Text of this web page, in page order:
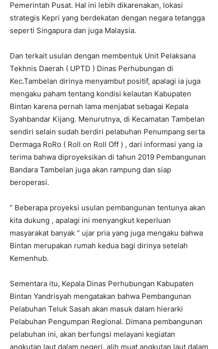
Pemerintah Pusat. Hal ini lebih dikarenakan, lokasi
strategis Kepri yang berdekatan dengan negara tetangga
seperti Singapura dan juga Malaysia.
Dan terkait usulan dengan membentuk Unit Pelaksana
Tekhnis Daerah ( UPTD ) Dinas Perhubungan di
Kec.Tambelan dirinya menyambut positif, apalagi ia juga
mengaku paham tentang kondisi kelautan Kabupaten
Bintan karena pernah lama menjabat sebagai Kepala
Syahbandar Kijang. Menurutnya, di Kecamatan Tambelan
sendiri selain sudah berdiri pelabuhan Penumpang serta
Dermaga RoRo ( Roll on Roll Off ) , dari informasi yang ia
terima bahwa diproyeksikan di tahun 2019 Pembangunan
Bandara Tambelan juga akan rampung dan siap
beroperasi.
” Beberapa proyeksi usulan pembangunan tentunya akan
kita dukung , apalagi ini menyangkut keperluan
masyarakat banyak ” ujar pria yang juga mengaku bahwa
Bintan merupakan rumah kedua bagi dirinya setelah
Kemenhub.
Sementara itu, Kepala Dinas Perhubungan Kabupaten
Bintan Yandrisyah mengatakan bahwa Pembangunan
Pelabuhan Teluk Sasah akan masuk dalam hierarki
Pelabuhan Pengumpan Regional. Dimana pembangunan
pelabuhan ini, akan berfungsi melayani kegiatan
angkutan laut dalam negeri, alih muat angkutan laut dalam